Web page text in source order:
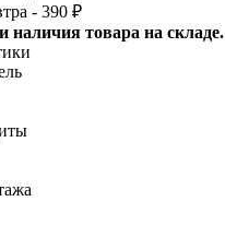
- 390 ₽
наличия товара на складе.